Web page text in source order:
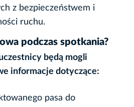
z bezpieczeństwem i
ruchu.
podczas spotkania?
będą mogli
informacje dotyczące:
pasa do